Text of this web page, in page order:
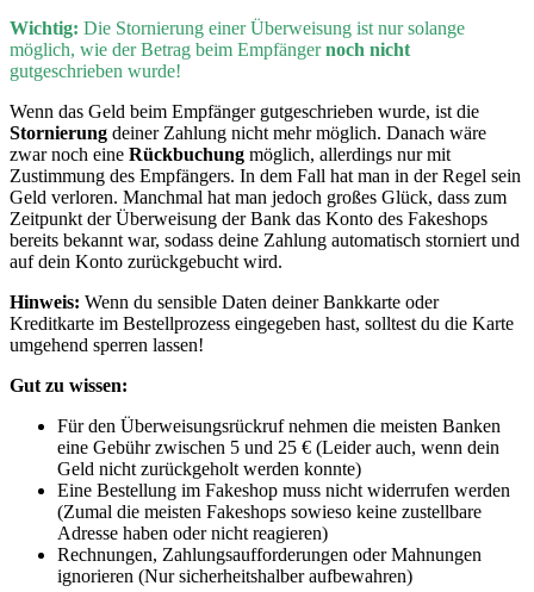
Wichtig: Die Stornierung einer Überweisung ist nur solange
möglich, wie der Betrag beim Empfängernoch nicht
gutgeschrieben wurde!
Wenn das Geld beim Empfänger gutgeschrieben wurde, ist die
Stornierung deiner Zahlung nicht mehr möglich. Danach wäre
zwar noch eine Rückbuchung möglich, allerdings nur mit
Zustimmung des Empfängers. In dem Fall hat man in der Regel sein
Geld verloren. Manchmal hat man jedoch großes Glück, dass zum
Zeitpunkt der Überweisung der Bank das Konto des Fakeshops
bereits bekannt war, sodass deine Zahlung automatisch storniert und
auf dein Konto zurückgebucht wird.
Hinweis: Wenn du sensible Daten deiner Bankkarte oder
Kreditkarte im Bestellprozess eingegeben hast, solltest du die Karte
umgehend sperren lassen!
Gut zu wissen:
Für den Überweisungsrückruf nehmen die meisten Banken
eine Gebühr zwischen 5 und 25 € (Leider auch, wenn dein
Geld nicht zurückgeholt werden konnte)
Eine Bestellung im Fakeshop muss nicht widerrufen werden
(Zumal die meisten Fakeshops sowieso keine zustellbare
Adresse haben oder nicht reagieren)
Rechnungen, Zahlungsaufforderungen oder Mahnungen
ignorieren (Nur sicherheitshalber aufbewahren)